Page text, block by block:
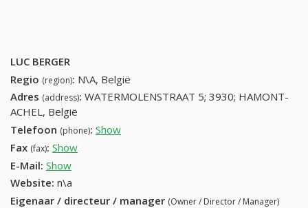
LUC BERGER
Regio (region): N\A, België
Adres (address): WATERMOLENSTRAAT 5; 3930; HAMONT-
ACHEL, België
Telefoon (phone): Show
Fax (fax): Show
E-Mail: Show
Website: n\a
Eigenaar / directeur / manager (Owner / Director / Manager)